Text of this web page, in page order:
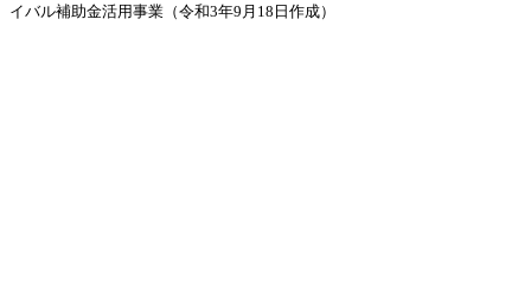
イバル補助金活用事業（令和3年9月18日作成）